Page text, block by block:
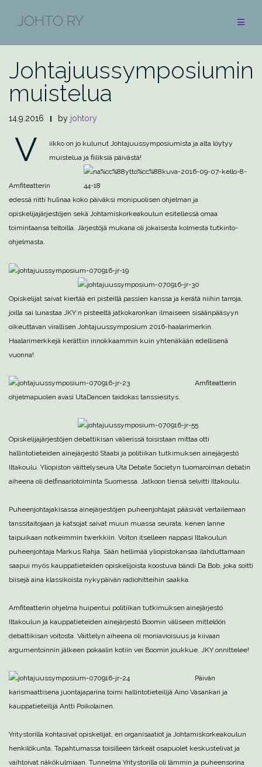
JOHTO RY
BLOGI
Johtajuussymposiumin
muistelua
14.9.2016 by johtory
V
iikko on jo kulunut Johtajuussymposiumista ja alta löytyy
muistelua ja fiiliksiä päivästä!
Amfiteatterin
edessä riitti hulinaa koko päiväksi monipuolisen ohjelman ja
opiskelijajärjestöjen sekä Johtamiskorkeakoulun esitellessä omaa
toimintaansa teltoilla. Järjestöjä mukana oli jokaisesta kolmesta tutkinto-
ohjelmasta.
Opiskelijat saivat kiertää eri pisteillä passien kanssa ja kerätä niihin tarroja,
joilla sai lunastaa JKY:n pisteeltä jatkokaronkan ilmaiseen sisäänpääsyyn
oikeuttavan virallisen Johtajuussymposium 2016-haalarimerkin.
Haalarimerkkejä kerättiin innokkaammin kuin yhtenäkään edellisenä
vuonna!
Amfiteatterin
ohjelmapuolen avasi UtaDancen taidokas tanssiesitys.
Opiskelijajärjestöjen debattikisan välierissä toisistaan mittaa otti
hallintotieteiden ainejärjestö Staabi ja politiikan tutkimuksen ainejärjestö
Iltakoulu. Yliopiston väittelyseura Uta Debate Societyn tuomaroiman debatin
aiheena oli delfinaariotoiminta Suomessa. Jatkoon tiensä selvitti Iltakoulu.
Puheenjohtajakisassa ainejärjestöjen puheenjohtajat pääsivät vertailemaan
tanssitaitojaan ja katsojat saivat muun muassa seurata, kenen lanne
taipuikaan notkeimmin twerkkiin. Voiton itselleen nappasi Iltakoulun
puheenjohtaja Markus Rahja. Sään hellimää yliopistokansaa ilahduttamaan
saapui myös kauppatieteiden opiskelijoista koostuva bändi Da Bob, joka soitti
biisejä aina klassikoista nykypäivän radiohitteihin saakka.
Amfiteatterin ohjelma huipentui politiikan tutkimuksen ainejärjestö
Iltakoulun ja kauppatieteiden ainejärjestö Boomin väliseen mittelöön
debattikisan voitosta. Väittelyn aiheena oli moniavioisuus ja kiivaan
argumentoinnin jälkeen pokaalin kotiin vei Boomin joukkue. JKY onnittelee!
Päivän
karismaattisena juontajaparina toimi hallintotieteilijä Aino Vasankari ja
kauppatieteilijä Antti Poikolainen.
Yritystorilla kohtasivat opiskelijat, eri organisaatiot ja Johtamiskorkeakoulun
henkilökunta. Tapahtumassa toisilleen tärkeät osapuolet keskustelivat ja
vaihtoivat näkökulmiaan. Tunnelma Yritystorilla oli lämmin ja puheensorina